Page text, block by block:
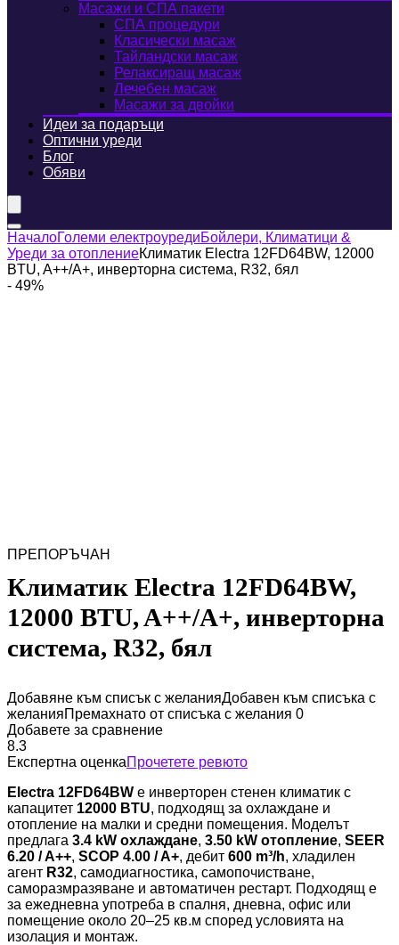
Масажи и СПА пакети
СПА процедури
Класически масаж
Тайландски масаж
Релаксиращ масаж
Лечебен масаж
Масажи за двойки
Идеи за подаръци
Оптични уреди
Блог
Обяви
НачалоГолеми електроуредиБойлери, Климатици &
Уреди за отоплениеКлиматик Electra 12FD64BW, 12000
BTU, A++/A+, инверторна система, R32, бял
- 49%
ПРЕПОРЪЧАН
Климатик Electra 12FD64BW,
12000 BTU, A++/A+, инверторна
система, R32, бял
Добавяне към списък с желанияДобавен към списъка с
желанияПремахнато от списъка с желания 0
Добавете за сравнение
8.3
Експертна оценкаПрочетете ревюто
Electra 12FD64BW е инверторен стенен климатик с
капацитет 12000 BTU, подходящ за охлаждане и
отопление на малки и средни помещения. Моделът
предлага 3.4 kW охлаждане, 3.50 kW отопление, SEER
6.20 / A++, SCOP 4.00 / A+, дебит 600 m³/h, хладилен
агент R32, самодиагностика, самопочистване,
саморазмразяване и автоматичен рестарт. Подходящ е
за ежедневна употреба в спалня, дневна, офис или
помещение около 20–25 кв.м според условията на
изолация и монтаж.